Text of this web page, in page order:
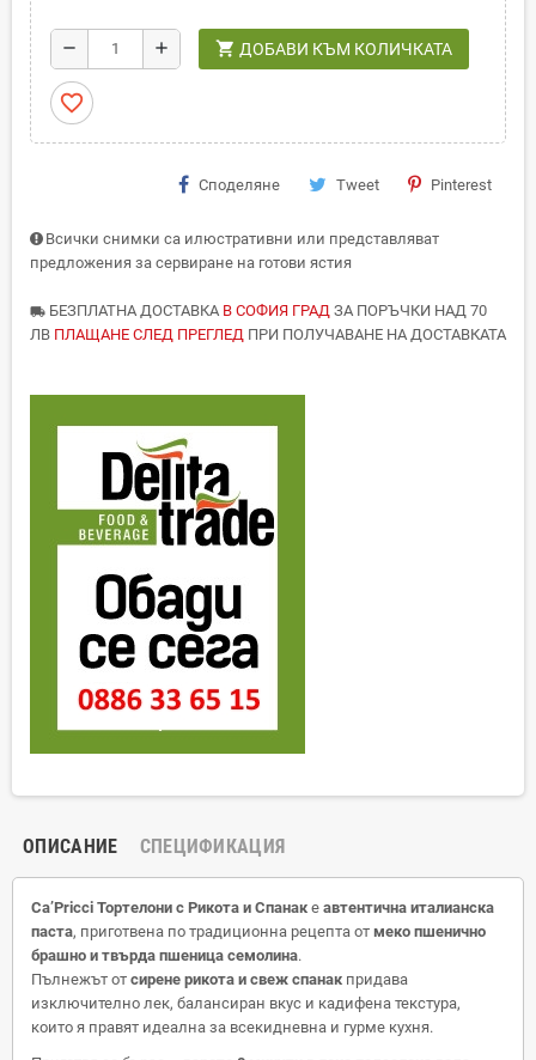
remove add shopping_cart ДОБАВИ КЪМ КОЛИЧКАТА
favorite_border
Споделяне Tweet Pinterest
Всички снимки са илюстративни или представляват
предложения за сервиране на готови ястия
local_shipping БЕЗПЛАТНА ДОСТАВКА В СОФИЯ ГРАД ЗА ПОРЪЧКИ НАД 70
ЛВ ПЛАЩАНЕ СЛЕД ПРЕГЛЕД ПРИ ПОЛУЧАВАНЕ НА ДОСТАВКАТА
ОПИСАНИЕ СПЕЦИФИКАЦИЯ
Ca’Pricci Тортелони с Рикота и Спанак е автентична италианска
паста, приготвена по традиционна рецепта от меко пшенично
брашно и твърда пшеница семолина.
Пълнежът от сирене рикота и свеж спанак придава
изключително лек, балансиран вкус и кадифена текстура,
които я правят идеална за всекидневна и гурме кухня.